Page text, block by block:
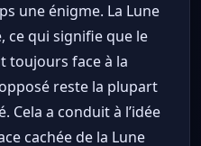
une énigme. La Lune
ce qui signifie que le
toujours face à la
reste la plupart
Cela a conduit à l’idée
cachée de la Lune